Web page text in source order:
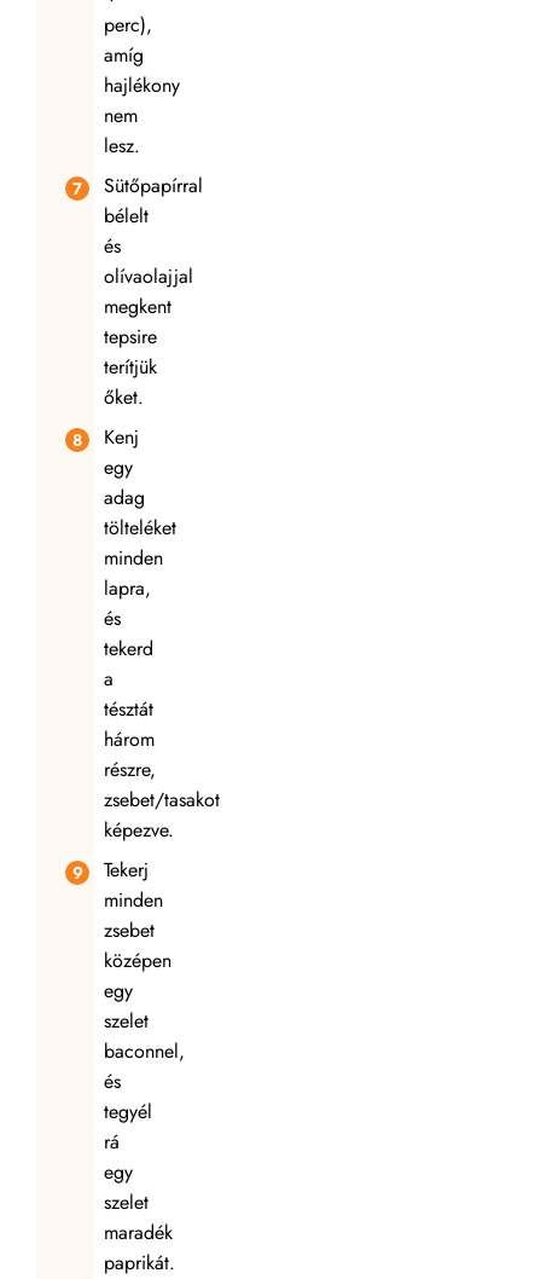
perc),
amíg
hajlékony
nem
lesz.
Sütőpapírral
bélelt
és
olívaolajjal
megkent
tepsire
terítjük
őket.
Kenj
egy
adag
tölteléket
minden
lapra,
és
tekerd
a
tésztát
három
részre,
zsebet/tasakot
képezve.
Tekerj
minden
zsebet
középen
egy
szelet
baconnel,
és
tegyél
rá
egy
szelet
maradék
paprikát.